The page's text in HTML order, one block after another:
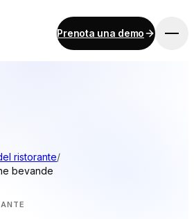
Prenota una demo
ristorante/
bevande